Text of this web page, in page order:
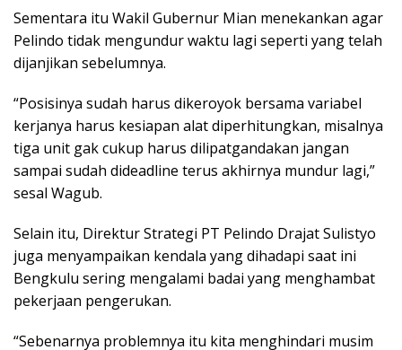
Sementara itu Wakil Gubernur Mian menekankan agar
Pelindo tidak mengundur waktu lagi seperti yang telah
dijanjikan sebelumnya.
“Posisinya sudah harus dikeroyok bersama variabel
kerjanya harus kesiapan alat diperhitungkan, misalnya
tiga unit gak cukup harus dilipatgandakan jangan
sampai sudah dideadline terus akhirnya mundur lagi,”
sesal Wagub.
Selain itu, Direktur Strategi PT Pelindo Drajat Sulistyo
juga menyampaikan kendala yang dihadapi saat ini
Bengkulu sering mengalami badai yang menghambat
pekerjaan pengerukan.
“Sebenarnya problemnya itu kita menghindari musim